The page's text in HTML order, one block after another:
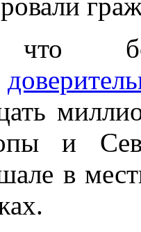
что
и
в